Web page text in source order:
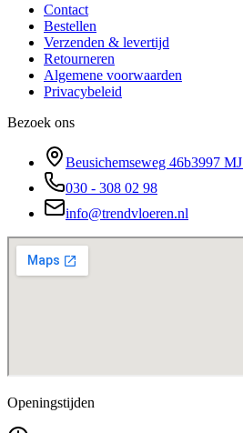
Contact
Bestellen
Verzenden & levertijd
Retourneren
Algemene voorwaarden
Privacybeleid
Bezoek ons
Beusichemseweg 46b3997 MJ
030 - 308 02 98
info@trendvloeren.nl
Openingstijden